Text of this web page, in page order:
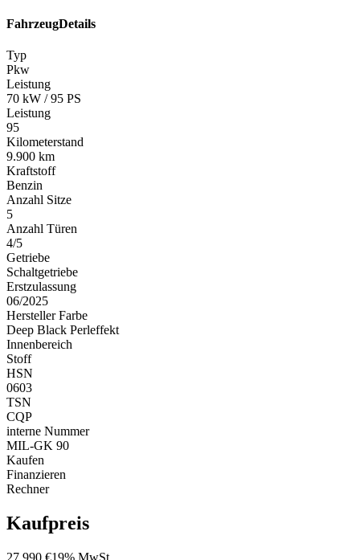
FahrzeugDetails
Typ
Pkw
Leistung
70 kW / 95 PS
Leistung
95
Kilometerstand
9.900 km
Kraftstoff
Benzin
Anzahl Sitze
5
Anzahl Türen
4/5
Getriebe
Schaltgetriebe
Erstzulassung
06/2025
Hersteller Farbe
Deep Black Perleffekt
Innenbereich
Stoff
HSN
0603
TSN
CQP
interne Nummer
MIL-GK 90
Kaufen
Finanzieren
Rechner
Kaufpreis
27.990 €19% MwSt.